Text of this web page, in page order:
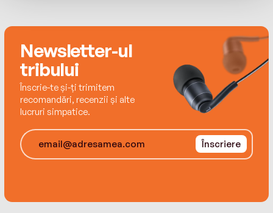
Newsletter-ul
tribului
Înscrie-te și-ți trimitem
recomandări, recenzii și alte
lucruri simpatice.
Înscriere